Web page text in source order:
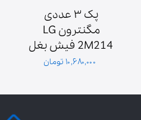
۱۰,۶۸۰,۰۰۰ تومان